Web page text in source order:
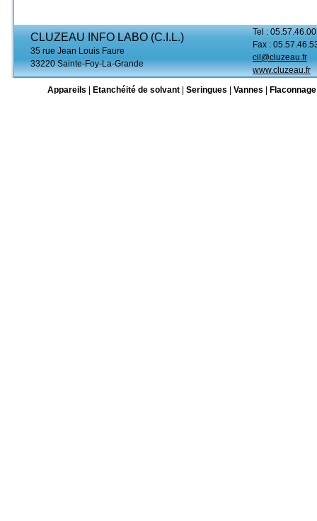
CLUZEAU INFO LABO (C.I.L.)
35 rue Jean Louis Faure
33220 Sainte-Foy-La-Grande
Tel :
Fax :
cil@cluzeau.fr
www.cluzeau.fr
Appareils
Etanchéité de solvant Seringues Vannes Flaconnage